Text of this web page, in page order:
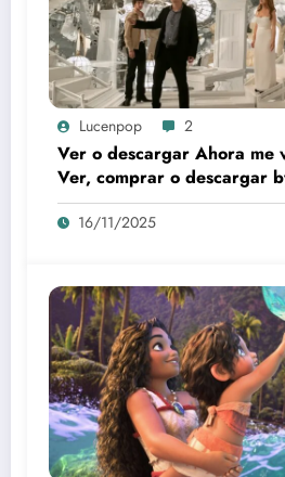
Lucenpop 2
Ver o descargar Ahora me
Ver, comprar o descargar
16/11/2025